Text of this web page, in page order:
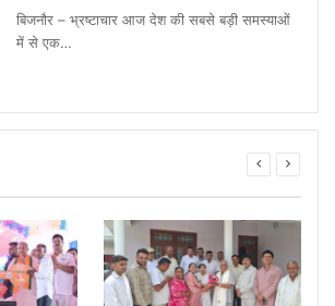
बिजनौर – भ्रष्टाचार आज देश की सबसे बड़ी समस्याओं
में से एक…